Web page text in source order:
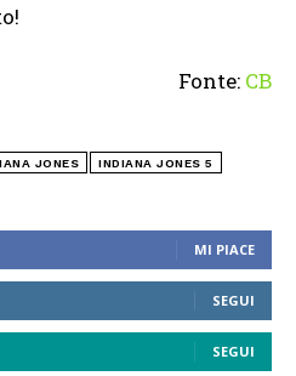
MI PIACE
SEGUI
SEGUI
Fonte: CB
JONES INDIANA JONES 5